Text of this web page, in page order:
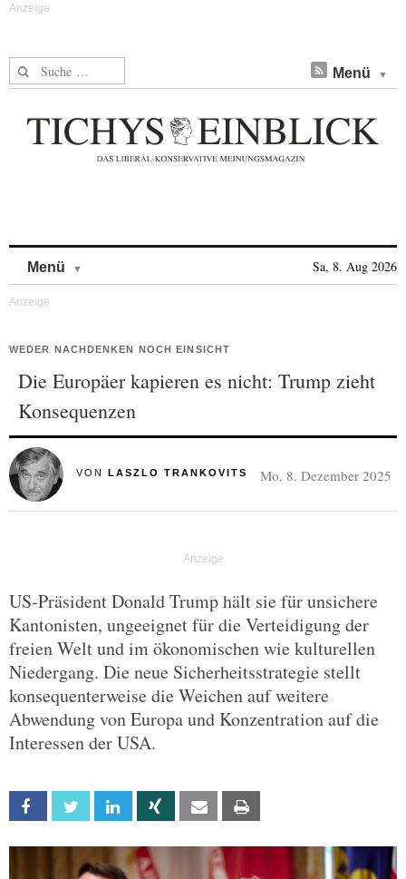
Suche nach: Menü
Menü Sa, 8. Aug 2026
WEDER NACHDENKEN NOCH EINSICHT
Die Europäer kapieren es nicht: Trump zieht
Konsequenzen
VON LASZLO TRANKOVITS Mo, 8. Dezember 2025
US-Präsident Donald Trump hält sie für unsichere
Kantonisten, ungeeignet für die Verteidigung der
freien Welt und im ökonomischen wie kulturellen
Niedergang. Die neue Sicherheitsstrategie stellt
konsequenterweise die Weichen auf weitere
Abwendung von Europa und Konzentration auf die
Interessen der USA.
Facebook Twitter Linkedin Xing Email